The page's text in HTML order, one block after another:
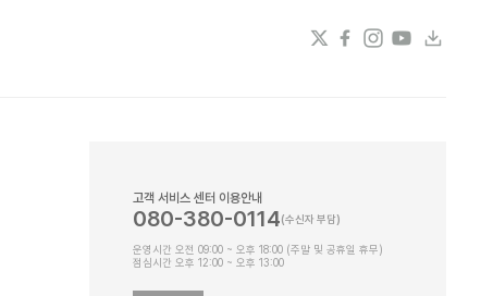
고객 서비스 센터 이용안내
080-380-0114
운영시간 오전 09:00 ~ 오후 18:00 (주말 및 공휴일 휴무)
점심시간 오후 12:00 ~ 오후 13:00